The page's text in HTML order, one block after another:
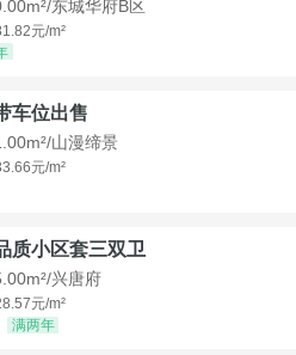
东城华府B区
元/m²
车位出售
山漫缔景
元/m²
质小区套三双卫
兴唐府
元/m²
满两年